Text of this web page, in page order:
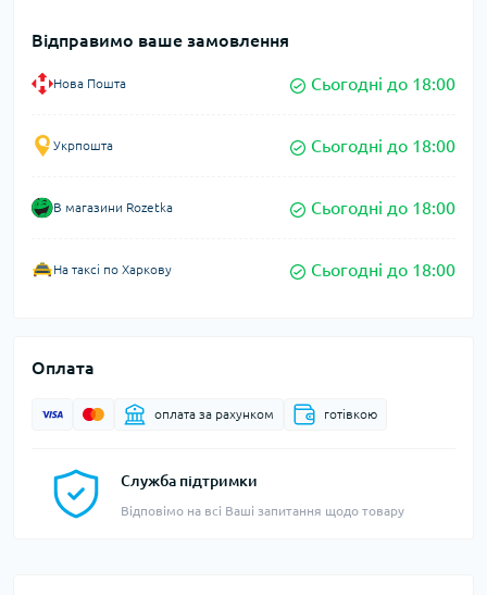
Відправимо ваше замовлення
Нова Пошта Сьогодні до 18:00
Укрпошта Сьогодні до 18:00
В магазини Rozetka Сьогодні до 18:00
На таксі по Харкову Сьогодні до 18:00
Оплата
оплата за рахунком готівкою
Служба підтримки
Відповімо на всі Ваші запитання щодо товару